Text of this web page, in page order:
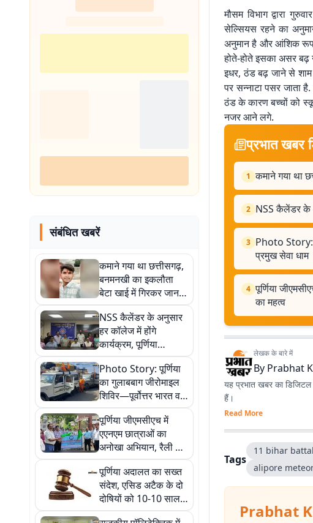
संबंधित खबरें
कमाने गया था छत्तीसगढ़,
बनमनखी का इकलौता
बेटा खाई में गिरकर जान
गंवा बैठा
NSS कैलेंडर के अनुसार
हर कॉलेज में होंगे
कार्यक्रम, पूर्णिया
विश्वविद्यालय VC का
सख्त निर्देश
Photo Story: पूर्णिया
का गुलाबबाग जीरोमाइल
शिविर—पूर्वोत्तर भारत व
नेपाल के कांवरियों का
प्रमुख सेवा धाम
पूर्णिया जीएमसीएच में
एएनएम छात्राओं का
अनोखा अभियान, रैली और
नाटक से बताया स्तनपान
का महत्व
पूर्णिया अदालत का सख्त
संदेश, एसिड अटैक के दो
दोषियों को 10-10 साल
की जेल
मौसम विभाग द्वारा
सेल्सियस रहने का
अनुमान है और आंशिक रूप
होते-होते इसका असर
इधर, ठंड बढ़ जाने से
पर सन्नाटा पसर जाता
ठंड के कारण बच्चों को
नजर आने लगे.
प्रभात खबर
1 कमाने गया था
2 NSS कैलेंडर के
3 Photo Story:
प्रमुख सेवा धाम
4 पूर्णिया
का महत्व
लेखक के बारे में
By Prabhat
यह प्रभात खबर का
हैं।
Read More
Tags
11 bihar
alipore
Prabhat